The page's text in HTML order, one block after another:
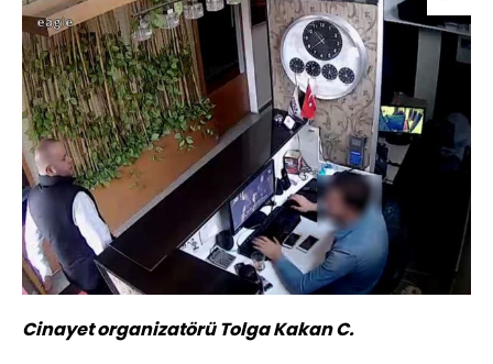
Cinayet organizatörü Tolga Kakan C.